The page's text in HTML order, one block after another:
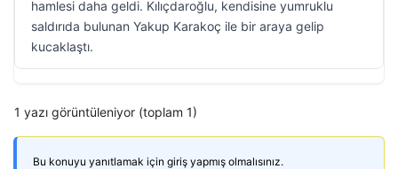
hamlesi daha geldi. Kılıçdaroğlu, kendisine yumruklu
saldırıda bulunan Yakup Karakoç ile bir araya gelip
kucaklaştı.
1 yazı görüntüleniyor (toplam 1)
Bu konuyu yanıtlamak için giriş yapmış olmalısınız.